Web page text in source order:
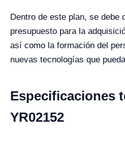
Dentro de este plan, se debe
presupuesto para la
así como la formación del
nuevas tecnologías que
Especificaciones
YR02152